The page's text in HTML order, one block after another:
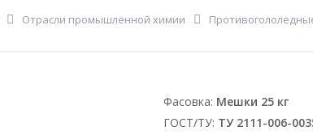
Отрасли промышленной химии
Фасовка: Мешки 25 кг
ГОСТ/ТУ: ТУ 2111-006-